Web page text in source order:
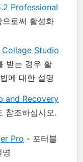
Professional
로써 활성화
Studio
받는 경우 활
에 대한 설명
and Recovery
참조하십시오.
Pro - 포터블